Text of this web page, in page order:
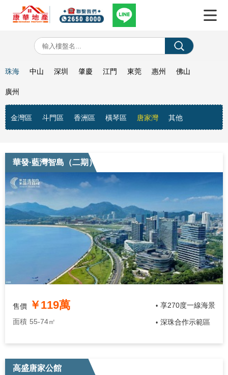
珠海
金灣區 斗門區 香洲區 橫琴區 唐家灣 其他
中山 深圳 肇慶 江門 東莞 惠州 佛山
廣州
華發·藍灣智島（二期）
售價 ￥119萬
面積 55-74㎡
• 享270度一線海景
• 深珠合作示範區
高盛唐家公館